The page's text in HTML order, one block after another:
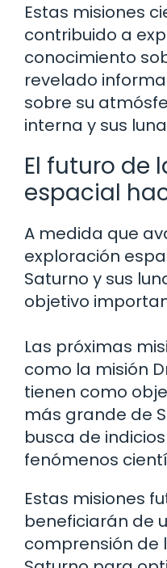
Estas misiones
contribuido a
conocimiento
revelado
sobre su
interna y sus
El futuro de
espacial
A medida que
exploración
Saturno y sus
objetivo
Las próximas
como la misión
tienen como
más grande de
busca de
fenómenos
Estas misiones
beneficiarán de
comprensión de